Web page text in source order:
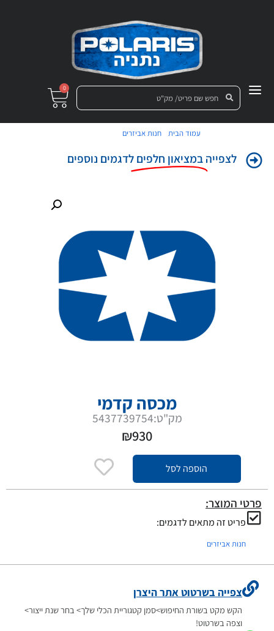
0
עמוד הבית חנות אביזרים
לצפייהבמציאון חלפים לדגמים נוספים
מכסה קדמי
מק"ט:5437739754
₪930
הוספה לסל
פרטי המוצר:
פריט זה מתאים לדגמים:
חנות אביזרים
צפייה בשרטוט אתר היצרן
הקש מקט בשורת החיפוש>סמן קטגוריית הכלי שלך> בחר שנת ייצור>
וצפה בשרטוט!